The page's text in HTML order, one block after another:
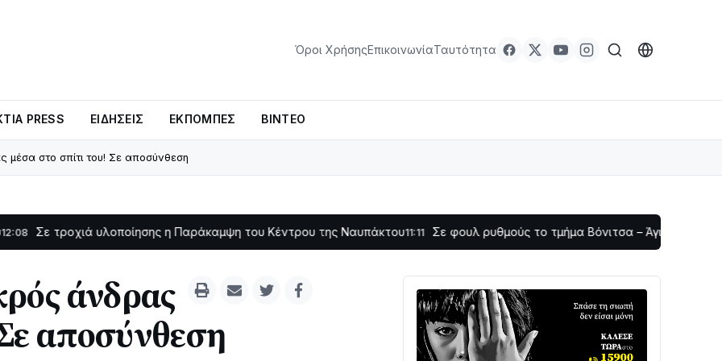
Όροι ΧρήσηςΕπικοινωνίαΤαυτότητα
PRESS ΕΙΔΉΣΕΙΣ ΕΚΠΟΜΠΈΣ ΒΊΝΤΕΟ
στο σπίτι του! Σε αποσύνθεση
υλοποίησης η Παράκαμψη του Κέντρου της Ναυπάκτου11:11 Σε φουλ ρυθμούς το τμήμα Βόνιτσα – Άγιος Νικόλαος |
άνδρας
αποσύνθεση